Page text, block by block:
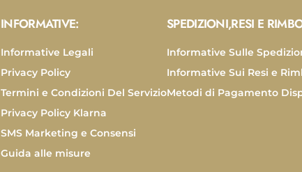
INFORMATIVE:
Informative Legali
Privacy Policy
Termini e Condizioni Del Servizio
Privacy Policy Klarna
SMS Marketing e Consensi
Guida alle misure
SPEDIZIONI,RESI E
Informative Sulle
Informative Sui Resi e
Metodi di Pagamento